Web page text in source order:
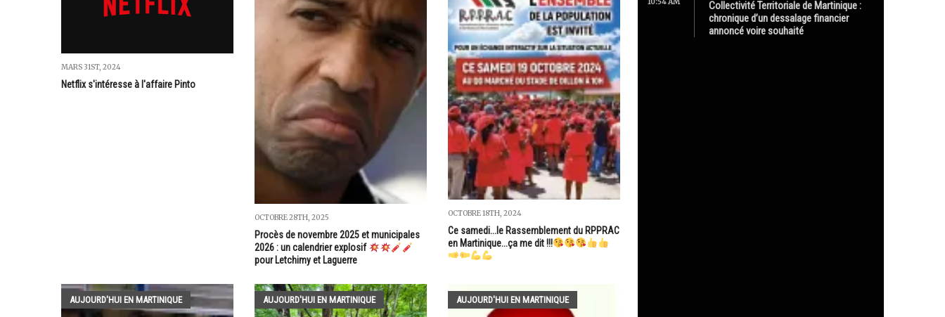
MARS 31ST, 2024
Netflix s'intéresse à l'affaire Pinto
OCTOBRE 28TH, 2025
Procès de novembre 2025 et municipales
2026 : un calendrier explosif
pour Letchimy et Laguerre
OCTOBRE 18TH, 2024
Ce samedi...le Rassemblement du RPPRAC
en Martinique...ça me dit !!!
AUJOURD'HUI EN MARTINIQUE AUJOURD'HUI EN MARTINIQUE AUJOURD'HUI EN MARTINIQUE
Collectivité Territoriale de Martinique :
chronique d’un dessalage financier
annoncé voire souhaité